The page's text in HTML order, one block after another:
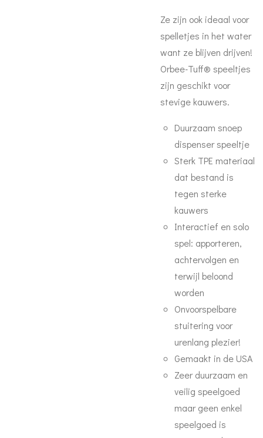
Ze zijn ook ideaal voor
spelletjes in het water
want ze blijven drijven!
Orbee-Tuff® speeltjes
zijn geschikt voor
stevige kauwers.
Duurzaam snoep
dispenser speeltje
Sterk TPE materiaal
dat bestand is
tegen sterke
kauwers
Interactief en solo
spel: apporteren,
achtervolgen en
terwijl beloond
worden
Onvoorspelbare
stuitering voor
urenlang plezier!
Gemaakt in de USA
Zeer duurzaam en
veilig speelgoed
maar geen enkel
speelgoed is